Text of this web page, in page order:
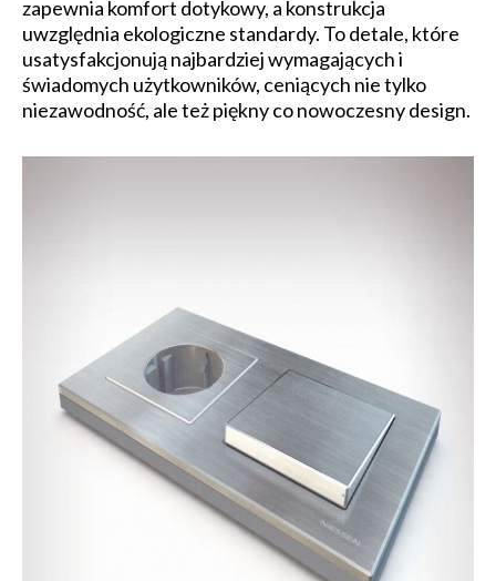
zapewnia komfort dotykowy, a konstrukcja
uwzględnia ekologiczne standardy. To detale, które
usatysfakcjonują najbardziej wymagających i
świadomych użytkowników, ceniących nie tylko
niezawodność, ale też piękny co nowoczesny design.